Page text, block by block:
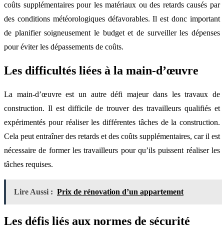
coûts supplémentaires pour les matériaux ou des retards causés par
des conditions météorologiques défavorables. Il est donc important
de planifier soigneusement le budget et de surveiller les dépenses
pour éviter les dépassements de coûts.
Les difficultés liées à la main-d’œuvre
La main-d’œuvre est un autre défi majeur dans les travaux de
construction. Il est difficile de trouver des travailleurs qualifiés et
expérimentés pour réaliser les différentes tâches de la construction.
Cela peut entraîner des retards et des coûts supplémentaires, car il est
nécessaire de former les travailleurs pour qu’ils puissent réaliser les
tâches requises.
Lire Aussi : Prix de rénovation d’un appartement
Les défis liés aux normes de sécurité